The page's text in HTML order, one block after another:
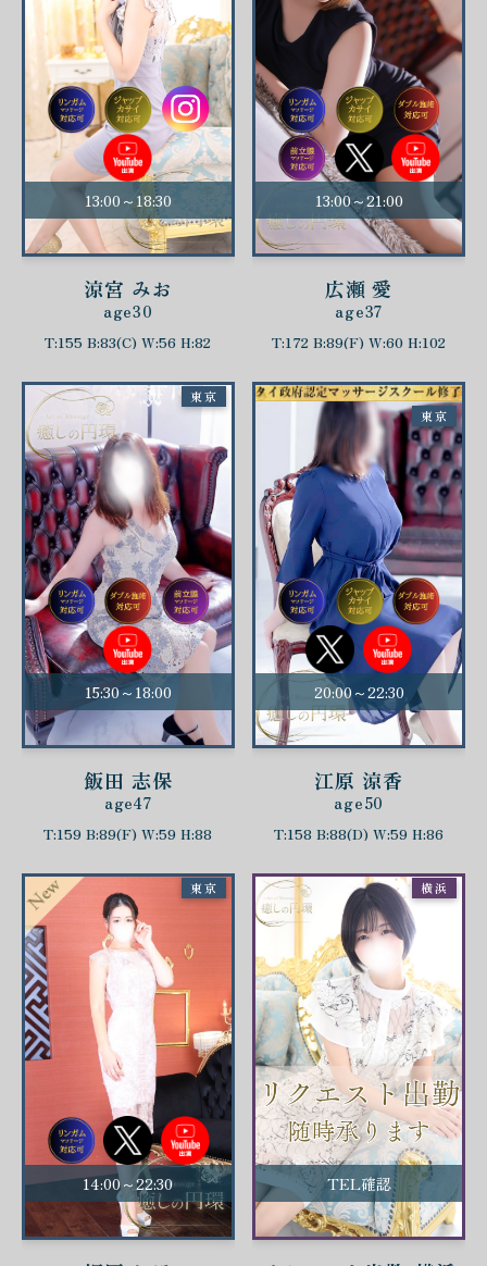
13:00～18:30
涼宮 みお
age30
T:155 B:83(C) W:56 H:82
13:00～21:00
広瀬 愛
age37
T:172 B:89(F) W:60 H:102
15:30～18:00
飯田 志保
age47
T:159 B:89(F) W:59 H:88
東京
20:00～22:30
江原 涼香
age50
T:158 B:88(D) W:59 H:86
東京
14:00～22:30
東京
TEL確認
横浜